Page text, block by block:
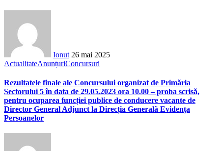
Ionut 26 mai 2025
ActualitateAnunțuriConcursuri
Rezultatele finale ale Concursului organizat de Primăria
Sectorului 5 în data de 29.05.2023 ora 10.00 – proba scrisă,
pentru ocuparea funcției publice de conducere vacante de
Director General Adjunct la Direcția Generală Evidența
Persoanelor